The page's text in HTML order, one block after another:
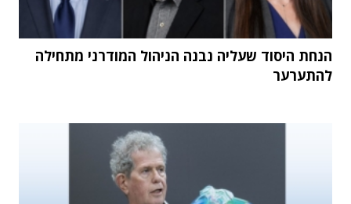
הנחת היסוד שעליה נבנה הניהול המודרני מתחילה
להתערער